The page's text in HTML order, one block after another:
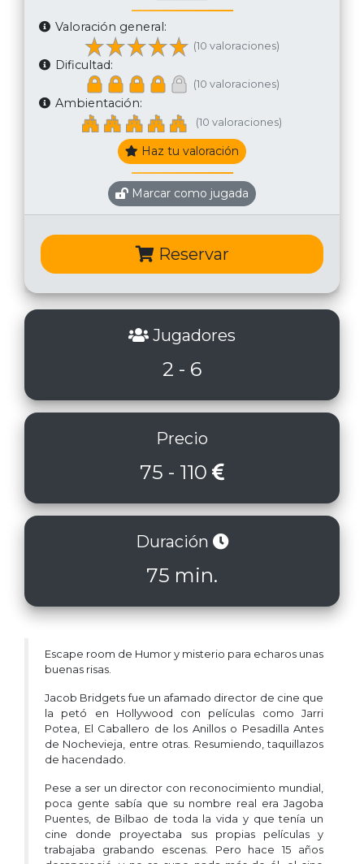
Valoración general:
(10 valoraciones)
Dificultad:
(10 valoraciones)
Ambientación:
(10 valoraciones)
Haz tu valoración
Marcar como jugada
Reservar
Jugadores
2 - 6
Precio
75 - 110
Duración
75 min.
Escape room de Humor y misterio para echaros unas
buenas risas.
Jacob Bridgets fue un afamado director de cine que
la petó en Hollywood con películas como Jarri
Potea, El Caballero de los Anillos o Pesadilla Antes
de Nochevieja, entre otras. Resumiendo, taquillazos
de hacendado.
Pese a ser un director con reconocimiento mundial,
poca gente sabía que su nombre real era Jagoba
Puentes, de Bilbao de toda la vida y que tenía un
cine donde proyectaba sus propias películas y
trabajaba grabando escenas. Pero hace 15 años